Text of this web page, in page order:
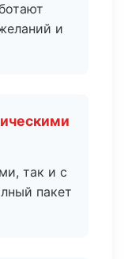
и
так и с
пакет